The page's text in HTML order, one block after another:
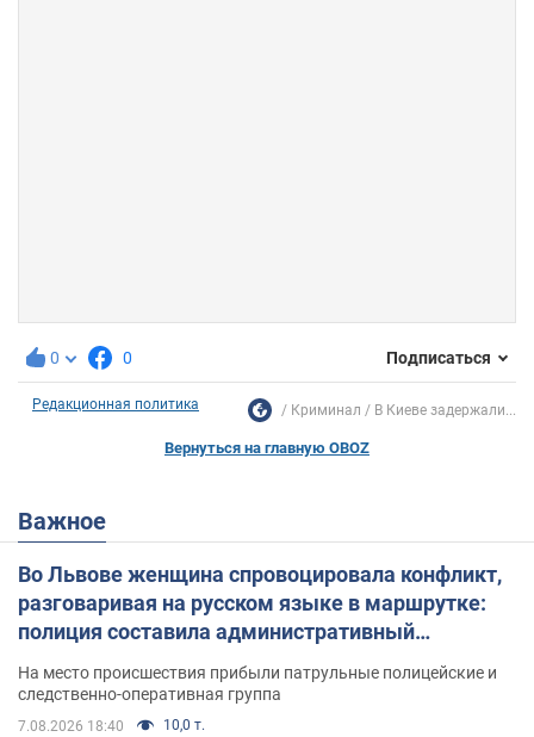
0 0 Подписаться
Редакционная политика Криминал В Киеве задержали...
Вернуться на главную OBOZ
Важное
Во Львове женщина спровоцировала конфликт,
разговаривая на русском языке в маршрутке:
полиция составила административный
На место происшествия прибыли патрульные полицейские и
следственно-оперативная группа
7.08.2026 18:40 10,0 т.